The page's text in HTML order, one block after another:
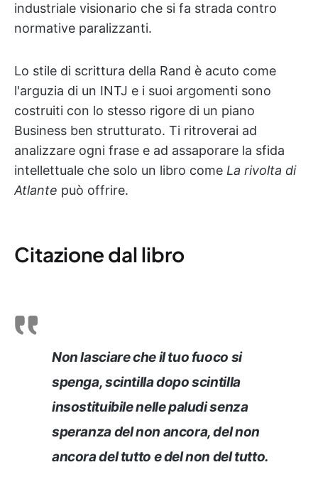
industriale visionario che si fa strada contro
normative paralizzanti.
Lo stile di scrittura della Rand è acuto come
l'arguzia di un INTJ e i suoi argomenti sono
costruiti con lo stesso rigore di un piano
Business ben strutturato. Ti ritroverai ad
analizzare ogni frase e ad assaporare la sfida
intellettuale che solo un libro come La rivolta di
Atlante può offrire.
Citazione dal libro
Non lasciare che il tuo fuoco si
spenga, scintilla dopo scintilla
insostituibile nelle paludi senza
speranza del non ancora, del non
ancora del tutto e del non del tutto.